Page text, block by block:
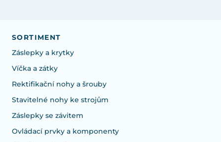
SORTIMENT
Záslepky a krytky
Víčka a zátky
Rektifikační nohy a šrouby
Stavitelné nohy ke strojům
Záslepky se závitem
Ovládací prvky a komponenty